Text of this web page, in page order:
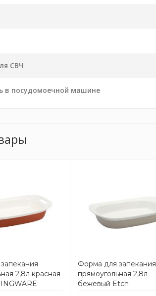
СВЧ
в посудомоечной машине
2,8л красная
Форма для запекания
прямоугольная 2,8л
бежевый Etch